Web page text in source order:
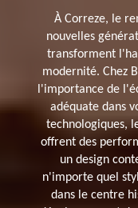
À Correze, le
nouvelles
transforment
modernité. Chez
l'importance de
adéquate dans
technologiques,
offrent des
un design
n'importe quel
dans le centre